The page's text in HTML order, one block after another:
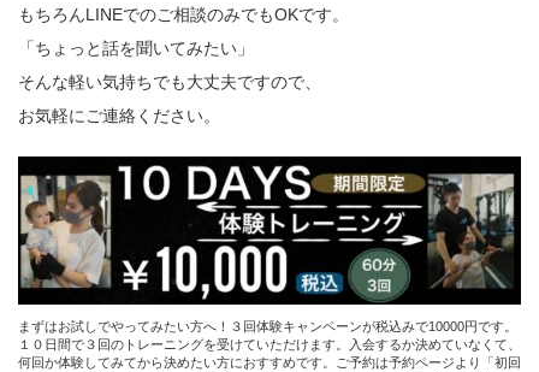
もちろんLINEでのご相談のみでもOKです。
「ちょっと話を聞いてみたい」
そんな軽い気持ちでも大丈夫ですので、
お気軽にご連絡ください。
まずはお試しでやってみたい方へ！３回体験キャンペーンが税込みで10000円です。
１０日間で３回のトレーニングを受けていただけます。入会するか決めていなくて、
何回か体験してみてから決めたい方におすすめです。ご予約は予約ページより「初回